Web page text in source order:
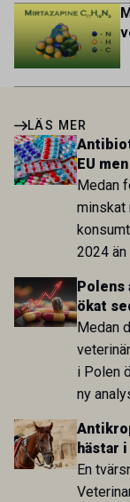
LÄS MER
EU
Medan
minskat
2024
sida och
arbete.
ökat
Medan
i Polen
ny
att
Sverige
hästar
En